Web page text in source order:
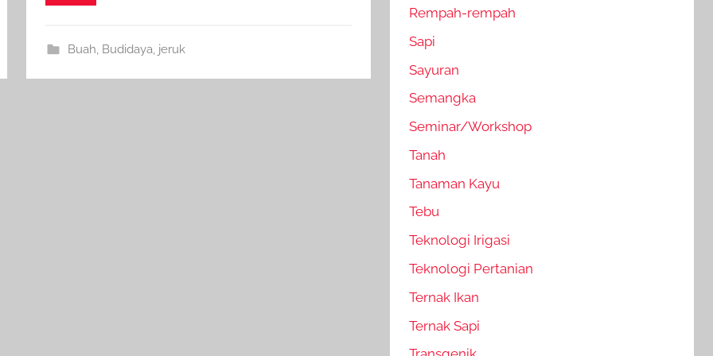
Buah, Budidaya, jeruk
Rempah-rempah
Sapi
Sayuran
Semangka
Seminar/Workshop
Tanah
Tanaman Kayu
Tebu
Teknologi Irigasi
Teknologi Pertanian
Ternak Ikan
Ternak Sapi